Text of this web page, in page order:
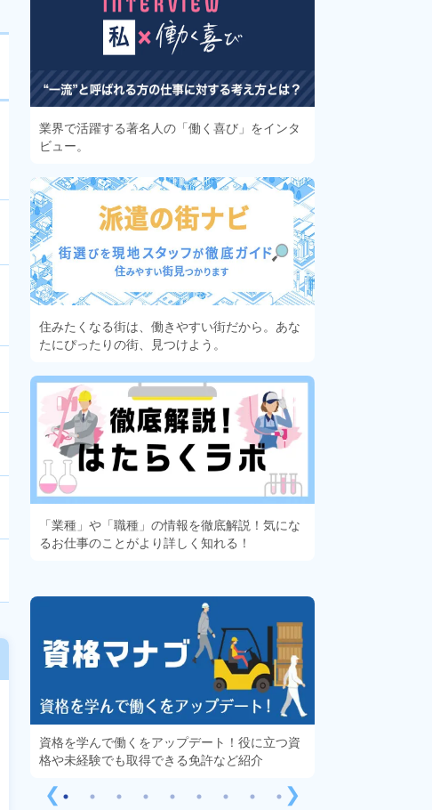
業界で活躍する著名人の「働く喜び」をインタ
ビュー。
住みたくなる街は、働きやすい街だから。あな
たにぴったりの街、見つけよう。
「業種」や「職種」の情報を徹底解説！気にな
るお仕事のことがより詳しく知れる！
❮
資格を学んで働くをアップデート！役に立つ資
格や未経験でも取得できる免許など紹介
❯